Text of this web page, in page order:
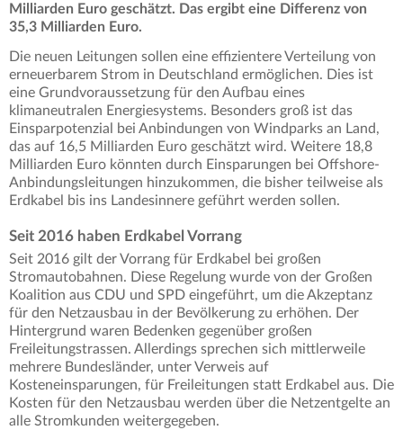
Milliarden Euro geschätzt. Das ergibt eine Differenz von
35,3 Milliarden Euro.
Die neuen Leitungen sollen eine effizientere Verteilung von
erneuerbarem Strom in Deutschland ermöglichen. Dies ist
eine Grundvoraussetzung für den Aufbau eines
klimaneutralen Energiesystems. Besonders groß ist das
Einsparpotenzial bei Anbindungen von Windparks an Land,
das auf 16,5 Milliarden Euro geschätzt wird. Weitere 18,8
Milliarden Euro könnten durch Einsparungen bei Offshore-
Anbindungsleitungen hinzukommen, die bisher teilweise als
Erdkabel bis ins Landesinnere geführt werden sollen.
Seit 2016 haben Erdkabel Vorrang
Seit 2016 gilt der Vorrang für Erdkabel bei großen
Stromautobahnen. Diese Regelung wurde von der Großen
Koalition aus CDU und SPD eingeführt, um die Akzeptanz
für den Netzausbau in der Bevölkerung zu erhöhen. Der
Hintergrund waren Bedenken gegenüber großen
Freileitungstrassen. Allerdings sprechen sich mittlerweile
mehrere Bundesländer, unter Verweis auf
Kosteneinsparungen, für Freileitungen statt Erdkabel aus. Die
Kosten für den Netzausbau werden über die Netzentgelte an
alle Stromkunden weitergegeben.